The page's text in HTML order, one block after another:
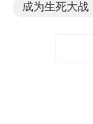
成为生死大战